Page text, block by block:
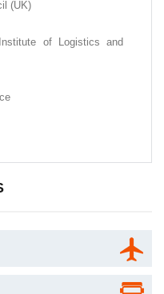
(UK)
of Logistics and